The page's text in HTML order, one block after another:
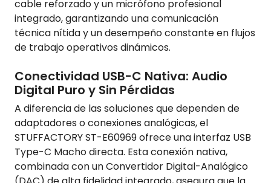
cable reforzado y un micrófono profesional
integrado, garantizando una comunicación
técnica nítida y un desempeño constante en flujos
de trabajo operativos dinámicos.
Conectividad USB-C Nativa: Audio
Digital Puro y Sin Pérdidas
A diferencia de las soluciones que dependen de
adaptadores o conexiones analógicas, el
STUFFACTORY ST-E60969 ofrece una interfaz USB
Type-C Macho directa. Esta conexión nativa,
combinada con un Convertidor Digital-Analógico